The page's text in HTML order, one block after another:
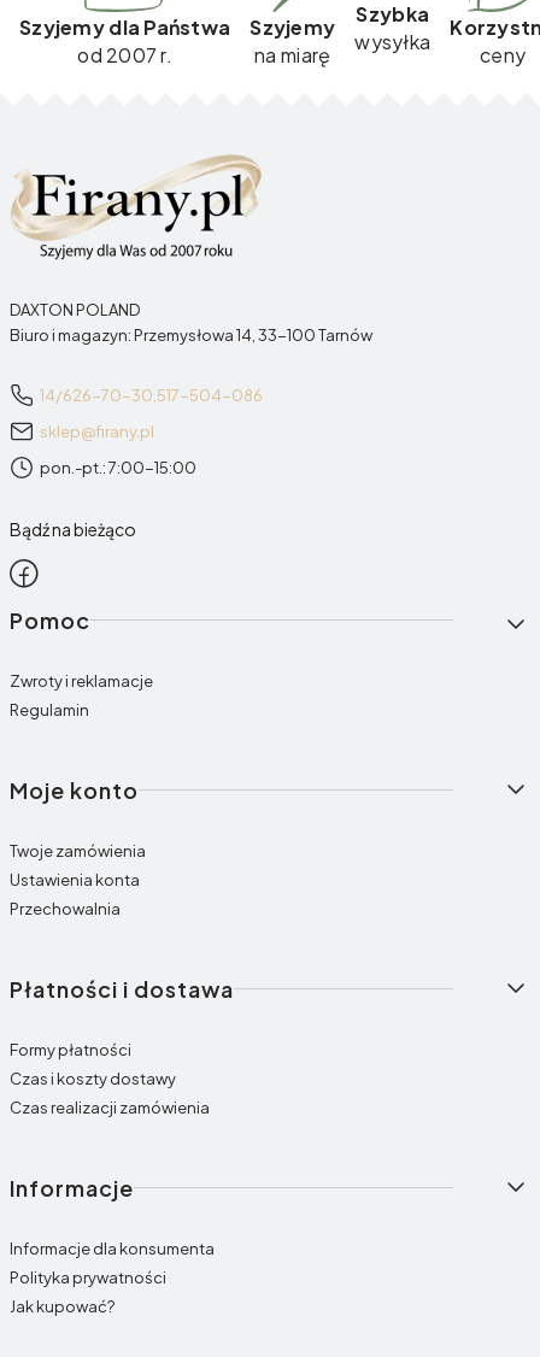
Szyjemy dla Państwa
od 2007 r.
Szyjemy
na miarę
Szybka
wysyłka
ceny
DAXTON POLAND
Biuro i magazyn: Przemysłowa 14, 33-100 Tarnów
14/626-70-30, 517-504-086
sklep@firany.pl
pon.-pt.: 7:00-15:00
Bądź na bieżąco
Linki w stopce
Pomoc
Zwroty i reklamacje
Regulamin
Moje konto
Twoje zamówienia
Ustawienia konta
Przechowalnia
Płatności i dostawa
Formy płatności
Czas i koszty dostawy
Czas realizacji zamówienia
Informacje
Informacje dla konsumenta
Polityka prywatności
Jak kupować?